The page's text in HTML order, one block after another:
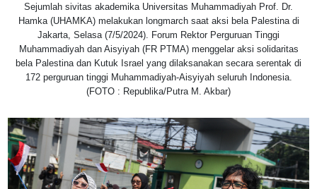
Sejumlah sivitas akademika Universitas Muhammadiyah Prof. Dr.
Hamka (UHAMKA) melakukan longmarch saat aksi bela Palestina di
Jakarta, Selasa (7/5/2024). Forum Rektor Perguruan Tinggi
Muhammadiyah dan Aisyiyah (FR PTMA) menggelar aksi solidaritas
bela Palestina dan Kutuk Israel yang dilaksanakan secara serentak di
172 perguruan tinggi Muhammadiyah-Aisyiyah seluruh Indonesia.
(FOTO : Republika/Putra M. Akbar)